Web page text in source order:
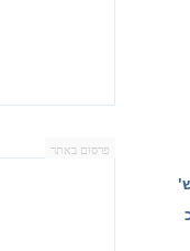
פרסום באתר